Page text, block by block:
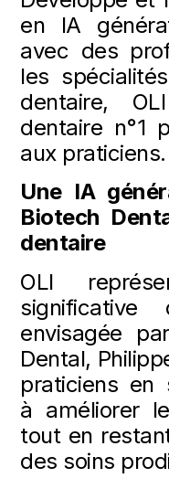
en IA
avec des
les
dentaire,
dentaire n°1
aux praticiens.
Une IA
Biotech
dentaire
OLI
significative
envisagée
Dental,
praticiens en
à améliorer
tout en
des soins